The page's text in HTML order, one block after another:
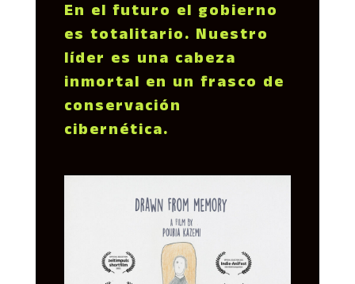
En el futuro el gobierno
es totalitario. Nuestro
líder es una cabeza
inmortal en un frasco de
conservación
cibernética.